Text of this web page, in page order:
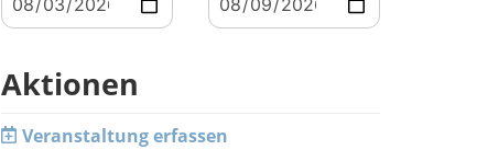
Aktionen
Veranstaltung erfassen